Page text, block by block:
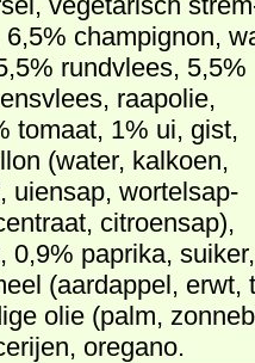
6,5% cham­pig­non,
rund­vlees, 5,5%
raap­olie,
to­maat, 1% ui, gist,
(wa­ter, kal­koen,
ui­en­sap, wor­tel­sap­
ci­troen­sap),
0,9% pa­pri­ka, sui­ker,
(aard­ap­pel,
olie (palm,
ore­ga­no.